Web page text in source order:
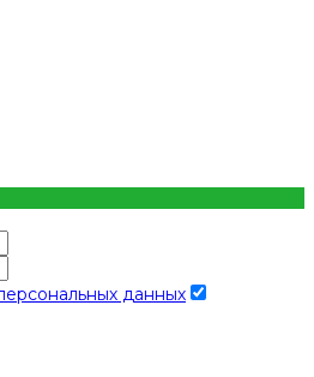
данных